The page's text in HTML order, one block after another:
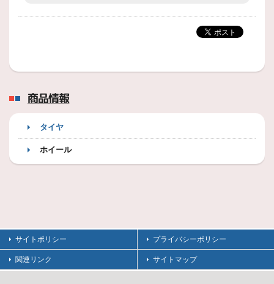
商品情報
タイヤ
ホイール
サイトポリシー プライバシーポリシー
関連リンク サイトマップ